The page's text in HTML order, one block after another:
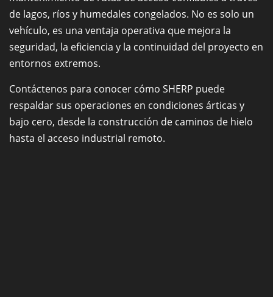
de lagos, ríos y humedales congelados. No es solo un
vehículo, es una ventaja operativa que mejora la
seguridad, la eficiencia y la continuidad del proyecto en
entornos extremos.
Contáctenos para conocer cómo SHERP puede
respaldar sus operaciones en condiciones árticas y
bajo cero, desde la construcción de caminos de hielo
hasta el acceso industrial remoto.